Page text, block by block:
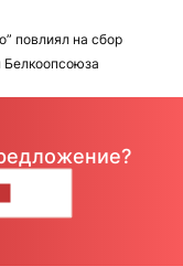
повлиял на сбор
Белкоопсоюза